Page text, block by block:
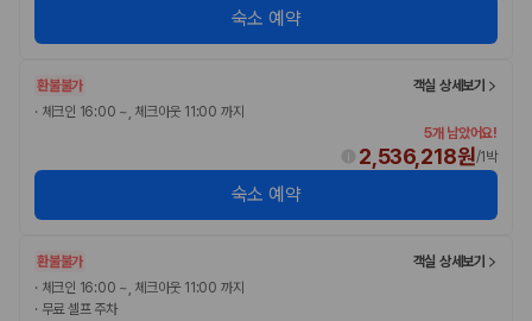
숙소 예약
환불불가
객실 상세보기
· 체크인 16:00 ~, 체크아웃 11:00 까지
5개 남았어요!
2,536,218원/1박
숙소 예약
환불불가
객실 상세보기
· 체크인 16:00 ~, 체크아웃 11:00 까지
· 무료 셀프 주차